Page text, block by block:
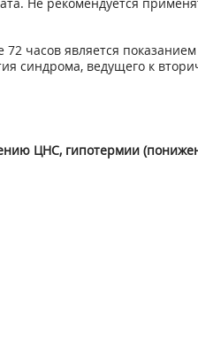
часов является
синдрома, ведущего к
ЦНС, гипотермии